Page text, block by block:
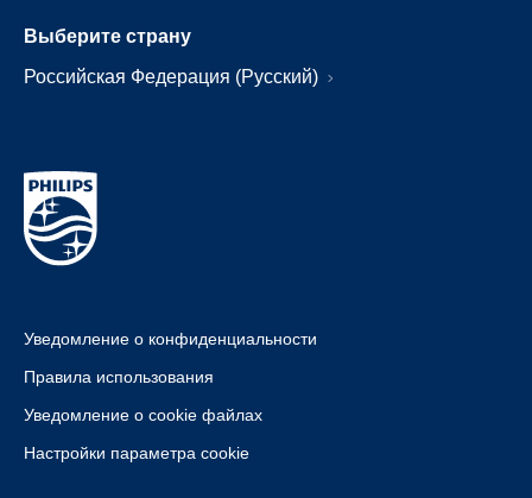
Выберите страну
Российская Федерация (Русский)
Уведомление о конфиденциальности
Правила использования
Уведомление о cookie файлах
Настройки параметра cookie